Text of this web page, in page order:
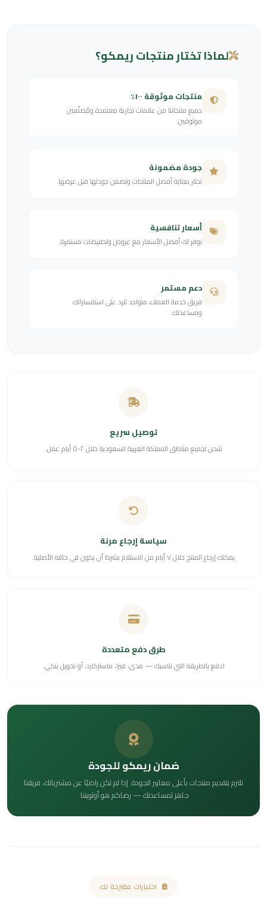
لماذا تختار منتجات ريمكو؟
منتجات موثوقة ١٠٠٪
جميع منتجاتنا من علامات تجارية معتمدة ومُصنّعين
موثوقين.
جودة مضمونة
نختار بعناية أفضل المنتجات ونضمن جودتها قبل عرضها.
أسعار تنافسية
نوفر لك أفضل الأسعار مع عروض وتخفيضات مستمرة.
دعم مستمر
فريق خدمة العملاء متواجد للرد على استفساراتك
ومساعدتك.
توصيل سريع
شحن لجميع مناطق المملكة العربية السعودية خلال ٢-٥ أيام عمل.
سياسة إرجاع مرنة
يمكنك إرجاع المنتج خلال ٧ أيام من الاستلام بشرط أن يكون في حالته الأصلية.
طرق دفع متعددة
ادفع بالطريقة التي تناسبك — مدى، فيزا، ماستركارد، أو تحويل بنكي.
ضمان ريمكو للجودة
نلتزم بتقديم منتجات بأعلى معايير الجودة. إذا لم تكن راضيًا عن مشترياتك، فريقنا
جاهز لمساعدتك — رضاكم هو أولويتنا.
اختيارات مقترحة لك